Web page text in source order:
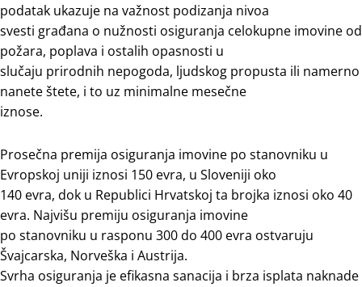
podatak ukazuje na važnost podizanja nivoa
svesti građana o nužnosti osiguranja celokupne imovine od
požara, poplava i ostalih opasnosti u
slučaju prirodnih nepogoda, ljudskog propusta ili namerno
nanete štete, i to uz minimalne mesečne
iznose.
Prosečna premija osiguranja imovine po stanovniku u
Evropskoj uniji iznosi 150 evra, u Sloveniji oko
140 evra, dok u Republici Hrvatskoj ta brojka iznosi oko 40
evra. Najvišu premiju osiguranja imovine
po stanovniku u rasponu 300 do 400 evra ostvaruju
Švajcarska, Norveška i Austrija.
Svrha osiguranja je efikasna sanacija i brza isplata naknade